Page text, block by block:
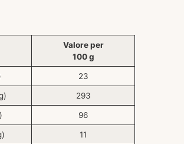
Valore per
100 g
23
293
96
11